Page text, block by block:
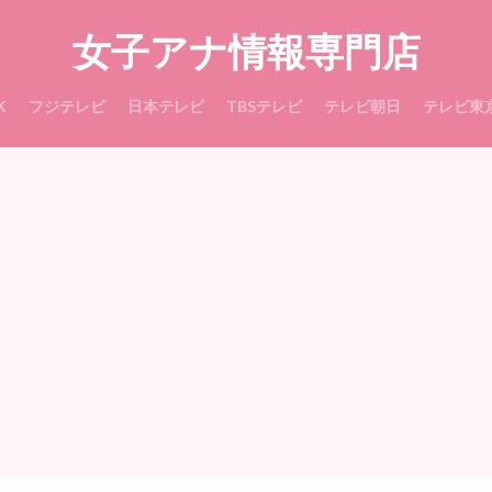
女子アナ情報専門店
フジテレビ 日本テレビ TBSテレビ テレビ朝日 テレビ東